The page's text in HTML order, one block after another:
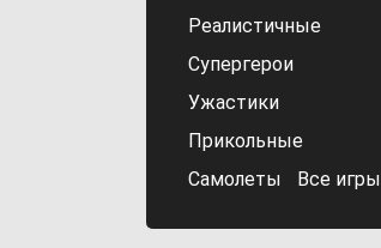
Реалистичные
Супергерои
Ужастики
Прикольные
Самолеты
Все игры